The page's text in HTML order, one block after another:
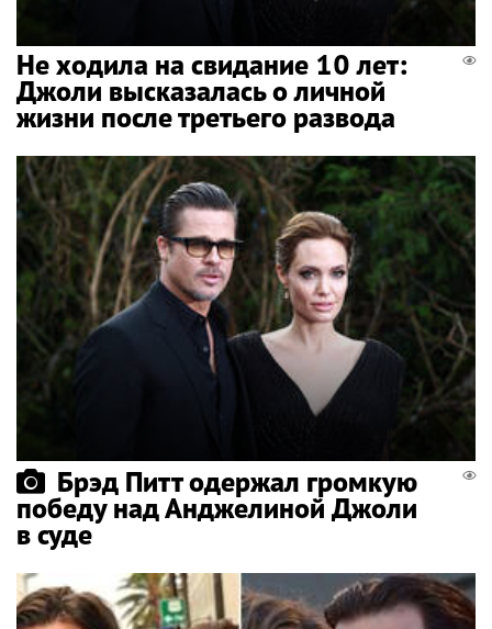
Не ходила на свидание 10 лет:
Джоли высказалась о личной
жизни после третьего развода
Брэд Питт одержал громкую
победу над Анджелиной Джоли
в суде